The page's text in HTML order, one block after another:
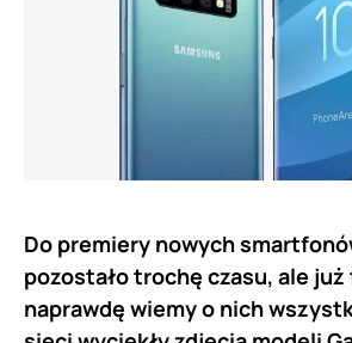
Do premiery nowych
pozostało trochę czasu, ale
naprawdę wiemy o nich